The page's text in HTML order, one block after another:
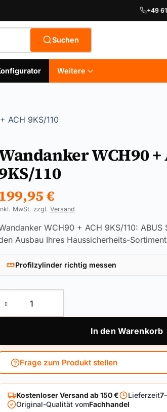
+49
Suchen
Weitere
ACH 9KS/110
WCH90 +
110
199,95€
MwSt. zzgl. Versand
WCH90 + ACH 9KS/110:
Ausbau Ihres Haussicherheits-
Profilzylinder richtig messen
In den Warenkorb
Frage zum Produkt stellen
Kostenloser Versand ab 150 € Lieferzeit
Original-Qualität vomFachhandel